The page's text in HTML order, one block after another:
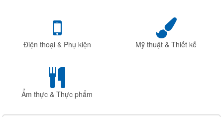
Điện thoại & Phụ kiện Mỹ thuật & Thiết kế
Ẩm thực & Thực phẩm